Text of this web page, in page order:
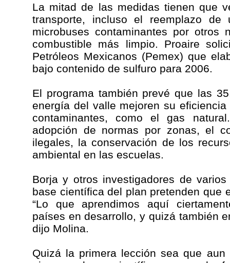
La mitad de las medidas tienen que
transporte, incluso el reemplazo
microbuses contaminantes por otros
combustible más limpio. Proaire
Petróleos Mexicanos (Pemex) que
bajo contenido de sulfuro para 2006.
El programa también prevé que las
energía del valle mejoren su
contaminantes, como el gas
adopción de normas por zonas, el
ilegales, la conservación de los
ambiental en las escuelas.
Borja y otros investigadores de
base científica del plan pretenden que
“Lo que aprendimos aquí
países en desarrollo, y quizá también
dijo Molina.
Quizá la primera lección sea que